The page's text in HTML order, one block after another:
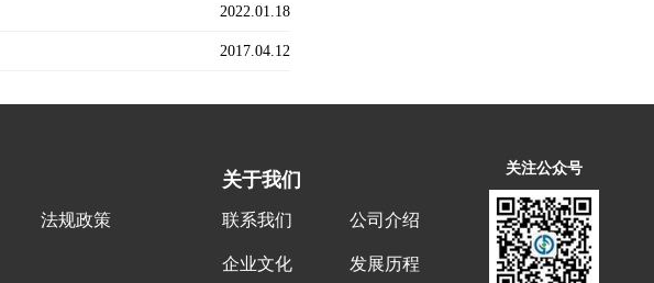
2022.01.18
2017.04.12
关注公众号
法规政策
关于我们
联系我们 公司介绍
企业文化 发展历程